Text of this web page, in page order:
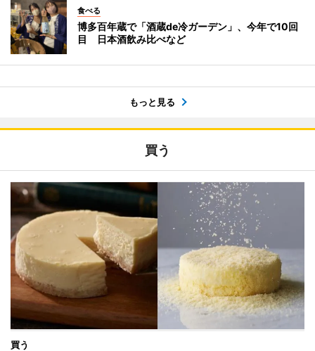
食べる
博多百年蔵で「酒蔵de冷ガーデン」、今年で10回
目 日本酒飲み比べなど
もっと見る
買う
買う